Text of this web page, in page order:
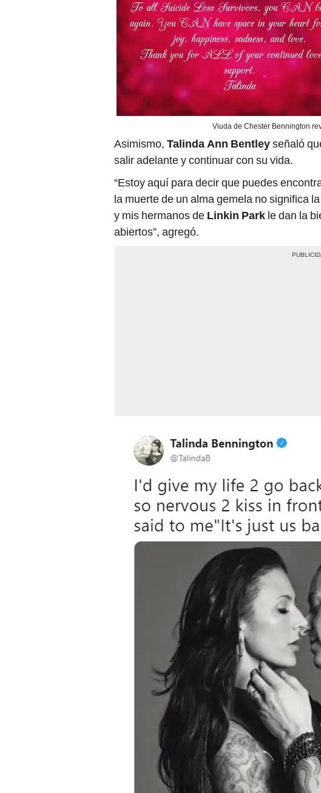
Viuda de Chester Bennington
Asimismo, Talinda Ann Bentleyseñaló
salir adelante y continuar con su vida.
“Estoy aquí para decir que puedes
la muerte de un alma gemela no significa
y mis hermanos de Linkin Park le dan la
abiertos”, agregó.